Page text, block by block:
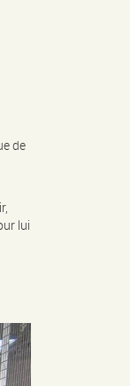
de
lui